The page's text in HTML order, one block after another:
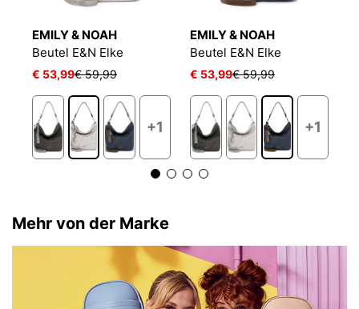
EMILY & NOAH
Beutel E&N Elke
€ 53,99€ 59,99
+1
EMILY & NOAH
Beutel E&N Elke
€ 53,99€ 59,99
+1
Mehr von der Marke